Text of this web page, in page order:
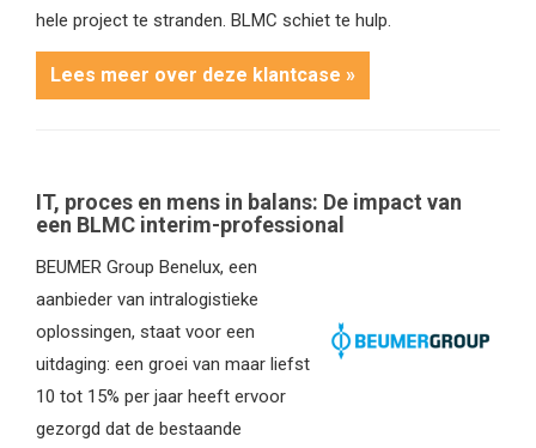
hele project te stranden. BLMC schiet te hulp.
Lees meer over deze klantcase »
IT, proces en mens in balans: De impact van
een BLMC interim-professional
BEUMER Group Benelux, een
aanbieder van intralogistieke
oplossingen, staat voor een
uitdaging: een groei van maar liefst
10 tot 15% per jaar heeft ervoor
gezorgd dat de bestaande